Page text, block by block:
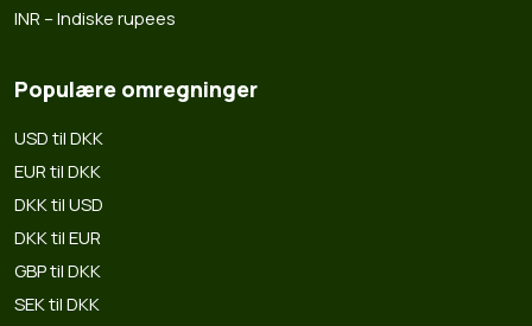
INR – Indiske rupees
Populære omregninger
USD til DKK
EUR til DKK
DKK til USD
DKK til EUR
GBP til DKK
SEK til DKK